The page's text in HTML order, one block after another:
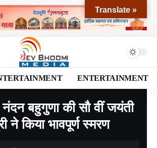
ENTERTAINMENT
>NATIONAL>CAPITAL>स्व. हेमवती नंदन बहुगुणा की सौ वीं जयंती पर मुख्यमंत्री ने किया भावपूर्ण स्मरण
बहुगुणा की सौ वीं जयंती
ने किया भावपूर्ण स्मरण
Translate »